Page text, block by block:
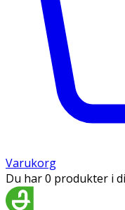
Varukorg
Du har 0 produkter i